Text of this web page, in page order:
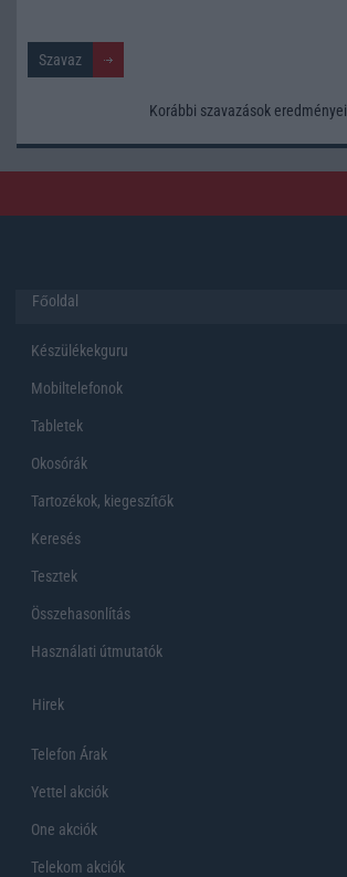
Korábbi szavazások eredményei
Főoldal
Készülékekguru
Mobiltelefonok
Tabletek
Okosórák
Tartozékok, kiegeszítők
Keresés
Tesztek
Összehasonlítás
Használati útmutatók
Hirek
Telefon Árak
Yettel akciók
One akciók
Telekom akciók